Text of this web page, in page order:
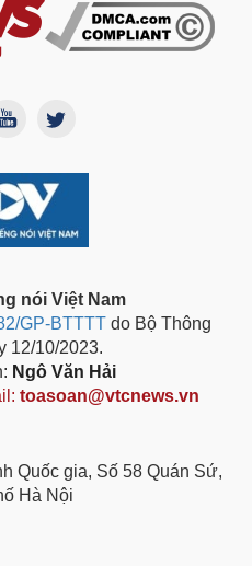
nói Việt Nam
GP-BTTTT do Bộ Thông
12/10/2023.
Ngô Văn Hải
toasoan@vtcnews.vn
Quốc gia, Số 58 Quán Sứ,
Hà Nội